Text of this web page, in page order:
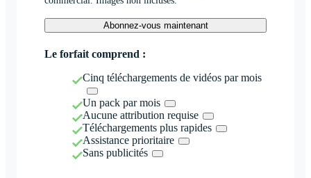
Abonnez-vous maintenant
Le forfait comprend :
Cinq téléchargements de vidéos par mois
Un pack par mois
Aucune attribution requise
Téléchargements plus rapides
Assistance prioritaire
Sans publicités